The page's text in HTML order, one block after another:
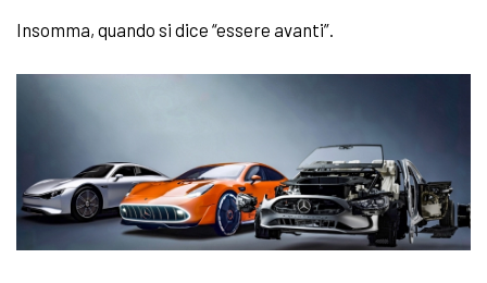
Insomma, quando si dice “essere avanti”.